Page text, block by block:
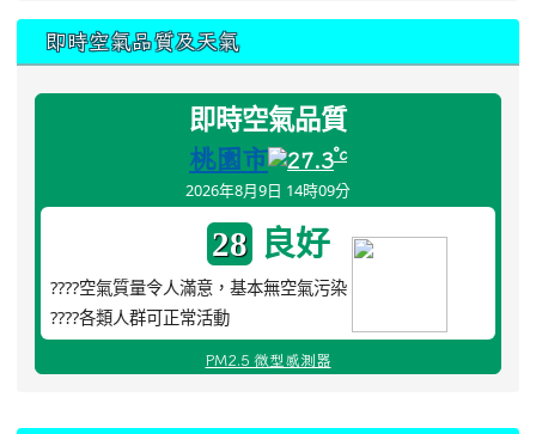
即時空氣品質及天氣
即時空氣品質
桃園市 27.3°c
2026年8月9日 14時09分
28 良好
????空氣質量令人滿意，基本無空氣污染
????各類人群可正常活動
PM2.5 微型感測器